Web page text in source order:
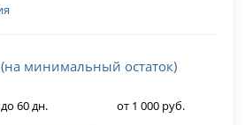
(на минимальный остаток)
60 дн. от 1 000 руб.